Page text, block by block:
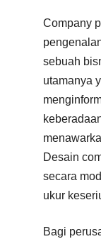
Company
sebuah
utamanya
Desain
secara
ukur
Bagi